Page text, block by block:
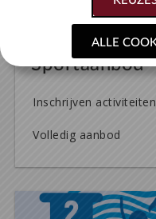
Sportaanbod
Inschrijven activiteiten
Volledig aanbod